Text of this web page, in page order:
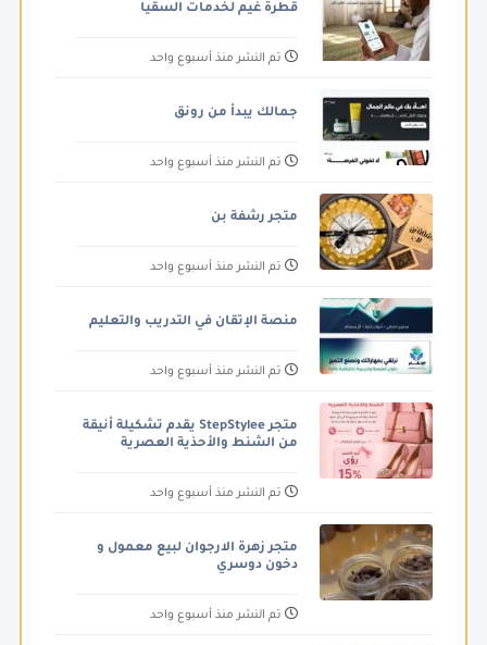
قطرة غيم لخدمات السقيا
تم النشر منذ أسبوع واحد
جمالك يبدأ من رونق
تم النشر منذ أسبوع واحد
متجر رشفة بن
تم النشر منذ أسبوع واحد
منصة الإتقان في التدريب والتعليم
تم النشر منذ أسبوع واحد
متجر StepStylee يقدم تشكيلة أنيقة
من الشنط والأحذية العصرية
تم النشر منذ أسبوع واحد
متجر زهرة الارجوان لبيع معمول و
دخون دوسري
تم النشر منذ أسبوع واحد